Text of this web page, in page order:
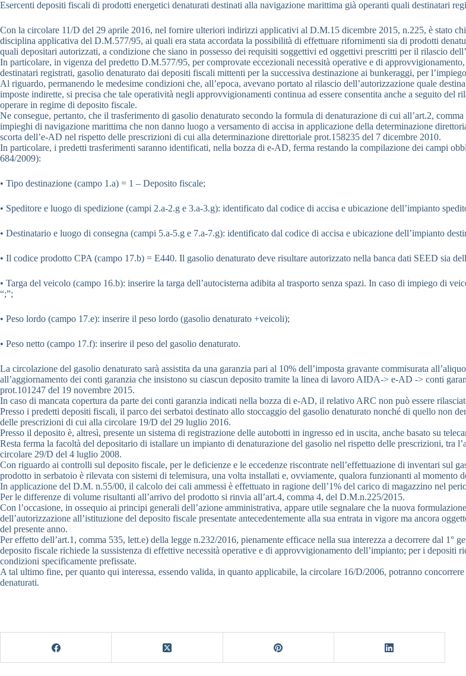
Esercenti depositi fiscali di prodotti energetici denaturati destinati alla navigazione marittima già operanti quali destinatari
Con la circolare 11/D del 29 aprile 2016, nel fornire ulteriori indirizzi applicativi al D.M.15 dicembre 2015, n.225, è stato
disciplina applicativa del D.M.577/95, ai quali era stata accordata la possibilità di effettuare rifornimenti sia di prodotti
quali depositari autorizzati, a condizione che siano in possesso dei requisiti soggettivi ed oggettivi prescritti per il rilascio
In particolare, in vigenza del predetto D.M.577/95, per comprovate eccezionali necessità operative e di
destinatari registrati, gasolio denaturato dai depositi fiscali mittenti per la successiva destinazione ai bunkeraggi, per
Al riguardo, permanendo le medesime condizioni che, all’epoca, avevano portato al rilascio dell’autorizzazione quale
imposte indirette, si precisa che tale operatività negli approvvigionamenti continua ad essere consentita anche a seguito del
operare in regime di deposito fiscale.
Ne consegue, pertanto, che il trasferimento di gasolio denaturato secondo la formula di denaturazione di cui all’art.2,
impieghi di navigazione marittima che non danno luogo a versamento di accisa in applicazione della determinazione
scorta dell’e-AD nel rispetto delle prescrizioni di cui alla determinazione direttoriale prot.158235 del 7 dicembre 2010.
In particolare, i predetti trasferimenti saranno identificati, nella bozza di e-AD, ferma restando la compilazione dei campi
684/2009):
• Tipo destinazione (campo 1.a) = 1 – Deposito fiscale;
• Speditore e luogo di spedizione (campi 2.a-2.g e 3.a-3.g): identificato dal codice di accisa e ubicazione dell’impianto
• Destinatario e luogo di consegna (campi 5.a-5.g e 7.a-7.g): identificato dal codice di accisa e ubicazione dell’impianto
• Il codice prodotto CPA (campo 17.b) = E440. Il gasolio denaturato deve risultare autorizzato nella banca dati SEED sia
• Targa del veicolo (campo 16.b): inserire la targa dell’autocisterna adibita al trasporto senza spazi. In caso di impiego di
“;”;
• Peso lordo (campo 17.e): inserire il peso lordo (gasolio denaturato +veicoli);
• Peso netto (campo 17.f): inserire il peso del gasolio denaturato.
La circolazione del gasolio denaturato sarà assistita da una garanzia pari al 10% dell’imposta gravante commisurata
all’aggiornamento dei conti garanzia che insistono su ciascun deposito tramite la linea di lavoro AIDA-> e-AD -> conti
prot.101247 del 19 novembre 2015.
In caso di mancata copertura da parte dei conti garanzia indicati nella bozza di e-AD, il relativo ARC non può essere
Presso i predetti depositi fiscali, il parco dei serbatoi destinato allo stoccaggio del gasolio denaturato nonché di quello non
delle prescrizioni di cui alla circolare 19/D del 29 luglio 2016.
Presso il deposito è, altresì, presente un sistema di registrazione delle autobotti in ingresso ed in uscita, anche basato su
Resta ferma la facoltà del depositario di istallare un impianto di denaturazione del gasolio nel rispetto delle prescrizioni, tra
circolare 29/D del 4 luglio 2008.
Con riguardo ai controlli sul deposito fiscale, per le deficienze e le eccedenze riscontrate nell’effettuazione di inventari sul
prodotto in serbatoio è rilevata con sistemi di telemisura, una volta installati e, ovviamente, qualora funzionanti al momento
In applicazione del D.M. n.55/00, il calcolo dei cali ammessi è effettuato in ragione dell’1% del carico di magazzino nel
Per le differenze di volume risultanti all’arrivo del prodotto si rinvia all’art.4, comma 4, del D.M.n.225/2015.
Con l’occasione, in ossequio ai principi generali dell’azione amministrativa, appare utile segnalare che la nuova
dell’autorizzazione all’istituzione del deposito fiscale presentate antecedentemente alla sua entrata in vigore ma ancora
del presente anno.
Per effetto dell’art.1, comma 535, lett.e) della legge n.232/2016, pienamente efficace nella sua interezza a decorrere dal
deposito fiscale richiede la sussistenza di effettive necessità operative e di approvvigionamento dell’impianto; per i
condizioni specificamente prefissate.
A tal ultimo fine, per quanto qui interessa, essendo valida, in quanto applicabile, la circolare 16/D/2006, potranno
denaturati.